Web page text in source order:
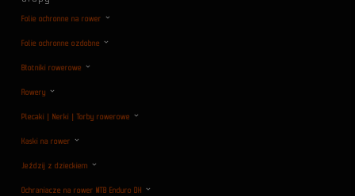
Folie ochronne na rower
Folie ochronne ozdobne
Błotniki rowerowe
Rowery
Plecaki | Nerki | Torby rowerowe
Kaski na rower
Jeździj z dzieckiem
Ochraniacze na rower MTB Enduro DH